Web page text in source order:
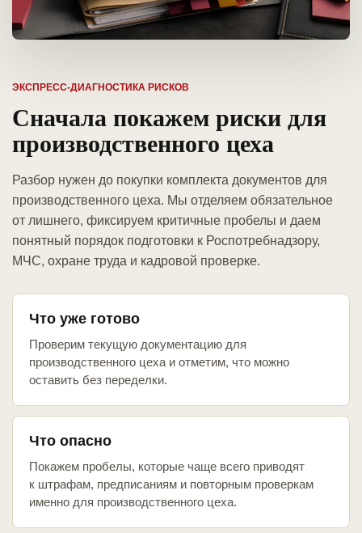
ЭКСПРЕСС-ДИАГНОСТИКА РИСКОВ
Сначала покажем риски для
производственного цеха
Разбор нужен до покупки комплекта документов для
производственного цеха. Мы отделяем обязательное
от лишнего, фиксируем критичные пробелы и даем
понятный порядок подготовки к Роспотребнадзору,
МЧС, охране труда и кадровой проверке.
Что уже готово
Проверим текущую документацию для
производственного цеха и отметим, что можно
оставить без переделки.
Что опасно
Покажем пробелы, которые чаще всего приводят
к штрафам, предписаниям и повторным проверкам
именно для производственного цеха.